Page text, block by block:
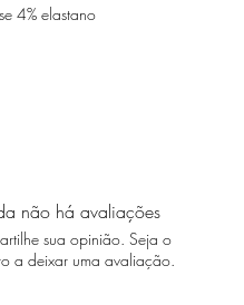
4% elastano
não há avaliações
sua opinião. Seja o
a deixar uma avaliação.